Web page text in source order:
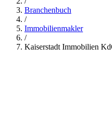
Branchenbuch
/
Immobilienmakler
/
Kaiserstadt Immobilien